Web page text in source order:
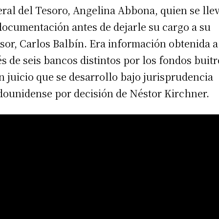
del Tesoro, Angelina Abbona, quien se
antes de dejarle su cargo a su
Carlos Balbín. Era información obtenida a
de seis bancos distintos por los fondos
juicio que se desarrollo bajo jurisprudencia
por decisión de Néstor Kirchner.